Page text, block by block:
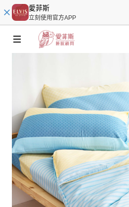
愛菲斯
立刻使用官方APP